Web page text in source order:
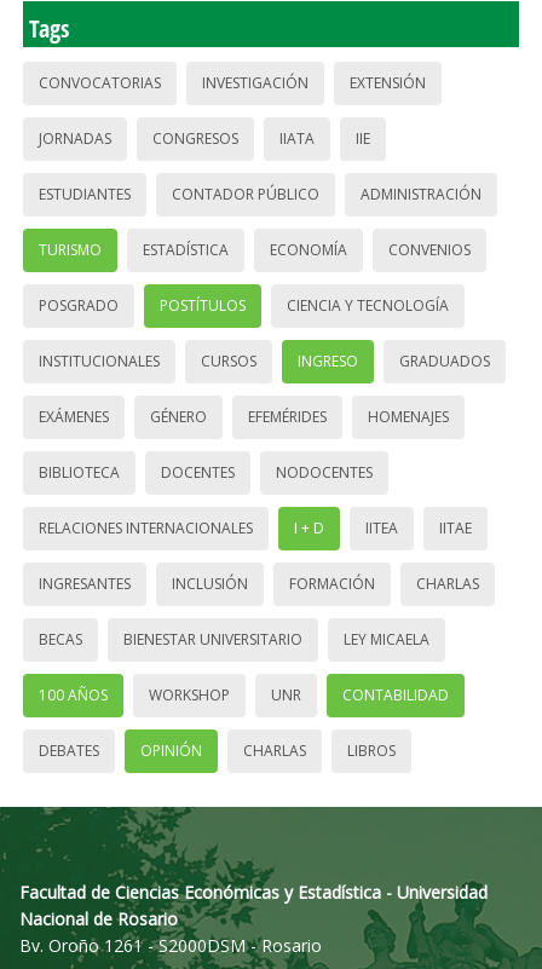
Tags
CONVOCATORIAS INVESTIGACIÓN EXTENSIÓN
JORNADAS CONGRESOS IIATA IIE
ESTUDIANTES CONTADOR PÚBLICO ADMINISTRACIÓN
TURISMO ESTADÍSTICA ECONOMÍA CONVENIOS
POSGRADO POSTÍTULOS CIENCIA Y TECNOLOGÍA
INSTITUCIONALES CURSOS INGRESO GRADUADOS
EXÁMENES GÉNERO EFEMÉRIDES HOMENAJES
BIBLIOTECA DOCENTES NODOCENTES
RELACIONES INTERNACIONALES I + D IITEA IITAE
INGRESANTES INCLUSIÓN FORMACIÓN CHARLAS
BECAS BIENESTAR UNIVERSITARIO LEY MICAELA
100 AÑOS WORKSHOP UNR CONTABILIDAD
DEBATES OPINIÓN CHARLAS LIBROS
Facultad de Ciencias Económicas y Estadística - Universidad
Nacional de Rosario
Bv. Oroño 1261 - S2000DSM - Rosario